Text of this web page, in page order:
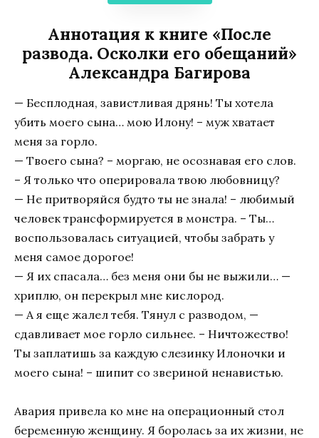
Аннотация к книге «После
развода. Осколки его обещаний»
Александра Багирова
— Бесплодная, завистливая дрянь! Ты хотела
убить моего сына… мою Илону! – муж хватает
меня за горло.
— Твоего сына? – моргаю, не осознавая его слов.
– Я только что оперировала твою любовницу?
— Не притворяйся будто ты не знала! – любимый
человек трансформируется в монстра. – Ты…
воспользовалась ситуацией, чтобы забрать у
меня самое дорогое!
— Я их спасала… без меня они бы не выжили… —
хриплю, он перекрыл мне кислород.
— А я еще жалел тебя. Тянул с разводом, —
сдавливает мое горло сильнее. – Ничтожество!
Ты заплатишь за каждую слезинку Илоночки и
моего сына! – шипит со звериной ненавистью.
Авария привела ко мне на операционный стол
беременную женщину. Я боролась за их жизни, не